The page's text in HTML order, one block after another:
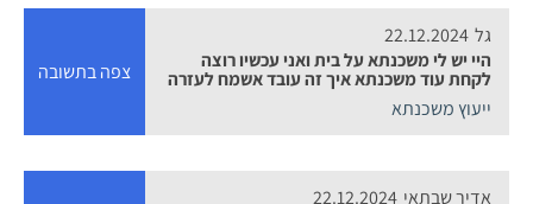
גל 22.12.2024
היי יש לי משכנתא על בית ואני עכשיו רוצה
לקחת עוד משכנתא איך זה עובד אשמח לעזרה
ייעוץ משכנתא
צפה בתשובה
אדיר שבתאי 22.12.2024